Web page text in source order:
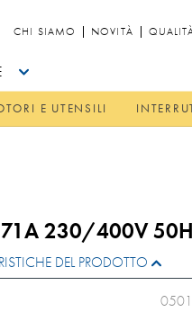
CHI SIAMO NOVITÀ
E UTENSILI
71A 230/400V
DEL PRODOTTO